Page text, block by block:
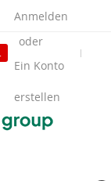
Anmelden
Ein Konto
erstellen